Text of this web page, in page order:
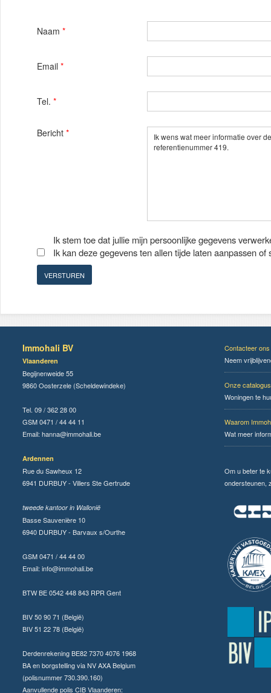
Naam *
Email *
Tel. *
Bericht *
Ik stem toe dat jullie mijn persoonlijke gegevens
Ik kan deze gegevens ten allen tijde laten aanpassen of
Immohali BV
Vlaanderen
Begijnenweide 55
9860 Oosterzele (Scheldewindeke)
Tel. 09 / 362 28 00
GSM 0471 / 44 44 11
Email: hanna@immohali.be
Ardennen
Rue du Sawheux 12
6941 DURBUY - Villers Ste Gertrude
tweede kantoor in Wallonië
Basse Sauvenière 10
6940 DURBUY - Barvaux s/Ourthe
GSM 0471 / 44 44 00
Email: info@immohali.be
BTW BE 0542 448 843 RPR Gent
BIV 50 90 71 (België)
BIV 51 22 78 (België)
Derdenrekening BE82 7370 4076 1968
BA en borgstelling via NV AXA Belgium
(polisnummer 730.390.160)
Aanvullende polis CIB Vlaanderen:
Contacteer ons
Neem
Onze catalogus
Woningen te
Waarom
Wat meer
Om u beter te
ondersteunen,